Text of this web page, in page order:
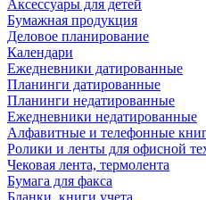
Аксессуары для детей
Бумажная продукция
Деловое планирование
Календари
Ежедневники датированные
Планинги датированные
Планинги недатированные
Ежедневники недатированные
Алфавитные и телефонные
Ролики и ленты для офисной
Чековая лента, термолента
Бумага для факса
Бланки, книги учета